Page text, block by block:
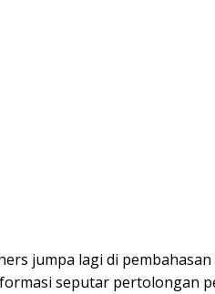
jumpa lagi di
seputar pertolongan